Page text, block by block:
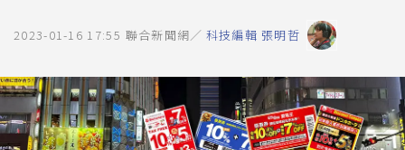
2023-01-16 17:55 聯合新聞網／ 科技編輯 張明哲